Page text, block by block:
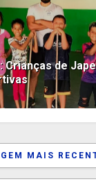
Crianças de
MAIS